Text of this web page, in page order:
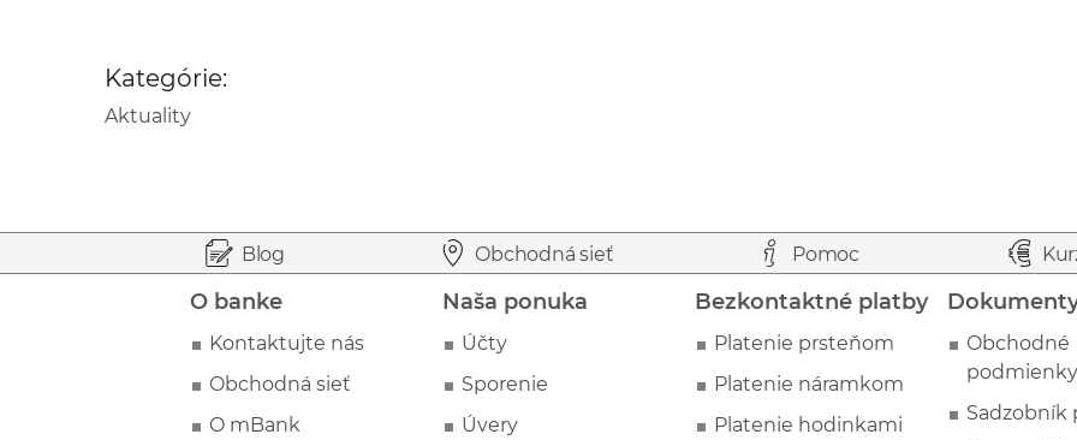
Kategórie:
Aktuality
Blog Obchodná sieť Pomoc
O banke
Kontaktujte nás
Obchodná sieť
O mBank
Naša ponuka
Účty
Sporenie
Úvery
Bezkontaktné platby
Platenie prsteňom
Platenie náramkom
Platenie hodinkami
Obchodné
podmienky
Sadzobník